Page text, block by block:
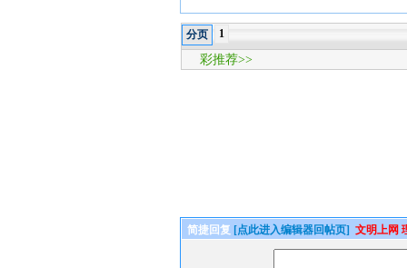
分页 1
彩推荐>>
简捷回复 [点此进入编辑器回帖页] 文明上网